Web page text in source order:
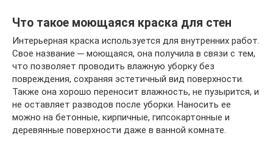
Что такое моющаяся краска для стен
Интерьерная краска используется для внутренних работ.
Свое название ─ моющаяся, она получила в связи с тем,
что позволяет проводить влажную уборку без
повреждения, сохраняя эстетичный вид поверхности.
Также она хорошо переносит влажность, не пузырится, и
не оставляет разводов после уборки. Наносить ее
можно на бетонные, кирпичные, гипсокартонные и
деревянные поверхности даже в ванной комнате.